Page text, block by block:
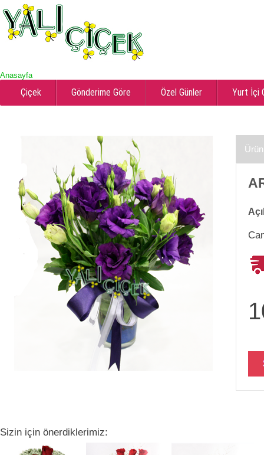
Anasayfa
Çiçek Gönderime Göre Özel Günler Yurt İçi
Sizin için önerdiklerimiz: